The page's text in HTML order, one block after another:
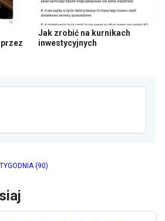
Jak zrobić na kurnikach
inwestycyjnych
(90)